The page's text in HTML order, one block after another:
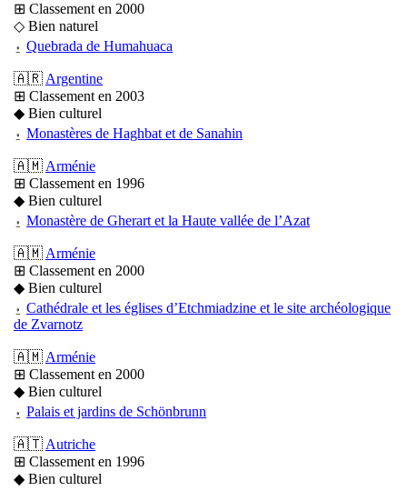
⊞ Classement en 2000
◇ Bien naturel
⍚ Quebrada de Humahuaca
🇦🇷 Argentine
⊞ Classement en 2003
◆ Bien culturel
⍚ Monastères de Haghbat et de Sanahin
🇦🇲 Arménie
⊞ Classement en 1996
◆ Bien culturel
⍚ Monastère de Gherart et la Haute vallée de l’Azat
🇦🇲 Arménie
⊞ Classement en 2000
◆ Bien culturel
⍚ Cathédrale et les églises d’Etchmiadzine et le site archéologique
de Zvarnotz
🇦🇲 Arménie
⊞ Classement en 2000
◆ Bien culturel
⍚ Palais et jardins de Schönbrunn
🇦🇹 Autriche
⊞ Classement en 1996
◆ Bien culturel